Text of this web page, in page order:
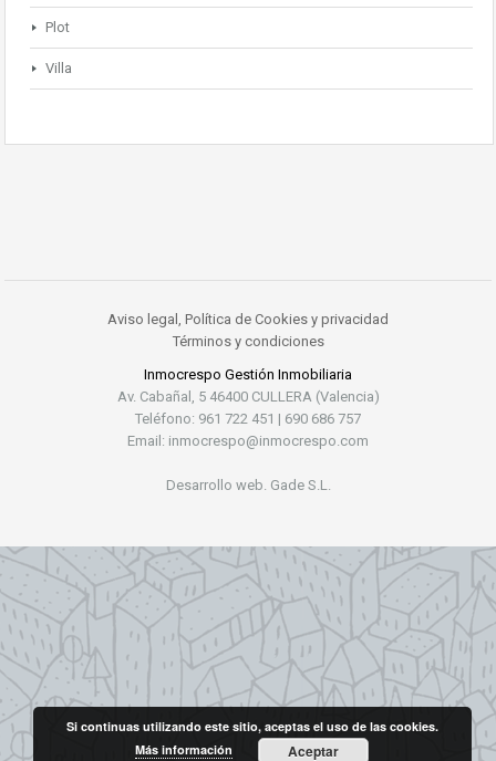
Plot
Villa
Aviso legal, Política de Cookies y privacidad
Términos y condiciones
Inmocrespo Gestión Inmobiliaria
Av. Cabañal, 5 46400 CULLERA (Valencia)
Teléfono: 961 722 451 | 690 686 757
Email: inmocrespo@inmocrespo.com
Desarrollo web. Gade S.L.
Si continuas utilizando este sitio, aceptas el uso de las cookies.
Más información
Aceptar